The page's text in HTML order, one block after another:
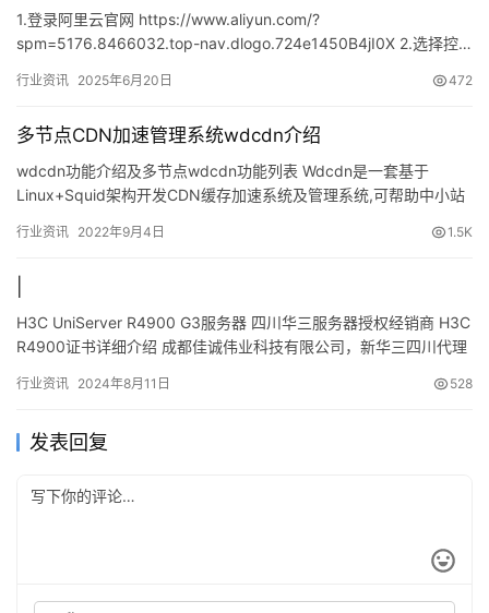
1.登录阿里云官网 https://www.aliyun.com/?
spm=5176.8466032.top-nav.dlogo.724e1450B4jI0X 2.选择控…
行业资讯 2025年6月20日 472
多节点CDN加速管理系统wdcdn介绍
wdcdn功能介绍及多节点wdcdn功能列表 Wdcdn是一套基于
Linux+Squid架构开发CDN缓存加速系统及管理系统,可帮助中小站
行业资讯 2022年9月4日 1.5K
H3C UniServer R4900 G3服务器 四川华三服务器授权经销商 H3C
R4900证书详细介绍 成都佳诚伟业科技有限公司，新华三四川代理
行业资讯 2024年8月11日 528
发表回复